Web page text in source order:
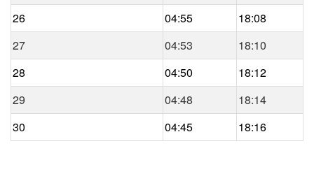
26
04:55
18:08
27
04:53
18:10
28
04:50
18:12
29
04:48
18:14
30
04:45 18:16